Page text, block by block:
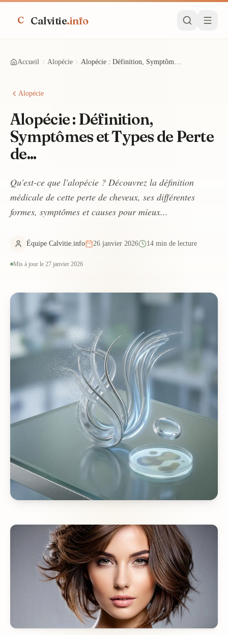
C Calvitie.info
Accueil Alopécie Alopécie : Définition, Symptômes et Types de Perte de...
Alopécie
Alopécie : Définition,
Symptômes et Types de Perte
de...
Qu'est-ce que l'alopécie ? Découvrez la définition
médicale de cette perte de cheveux, ses différentes
formes, symptômes et causes pour mieux...
Équipe Calvitie.info 26 janvier 2026 14 min de lecture
Mis à jour le 27 janvier 2026